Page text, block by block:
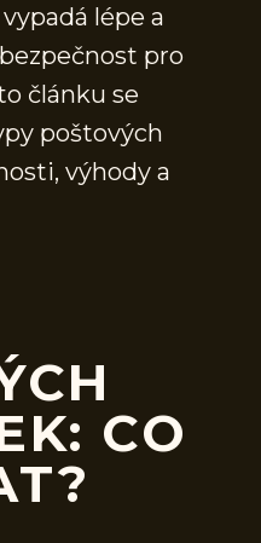
lépe a
pro
článku se
poštových
výhody a
CO